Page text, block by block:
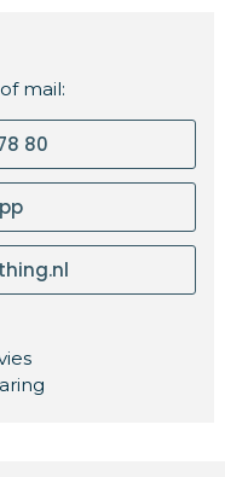
mail:
80